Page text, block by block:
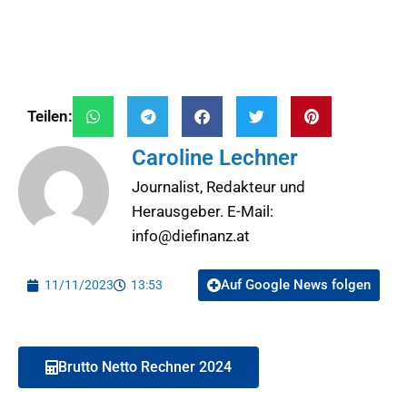
Teilen:
Caroline Lechner
Journalist, Redakteur und
Herausgeber. E-Mail:
info@diefinanz.at
11/11/2023 13:53 Auf Google News folgen
Brutto Netto Rechner 2024